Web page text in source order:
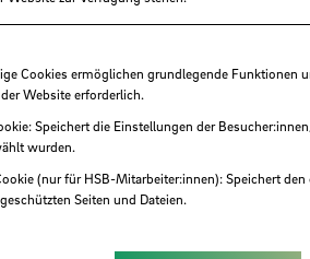
Cookies ermöglichen grundlegende Funktionen
Website erforderlich.
Speichert die Einstellungen der
wurden.
(nur für HSB-Mitarbeiter:innen): Speichert
Seiten und Dateien.